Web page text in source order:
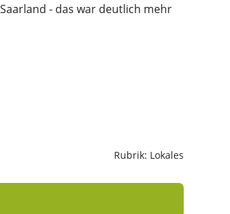
- das war deutlich mehr
Rubrik: Lokales